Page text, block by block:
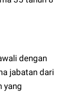
dengan
jabatan dari
yang